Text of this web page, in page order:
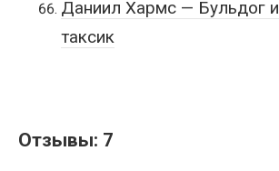
Даниил Хармс — Бульдог и
таксик
Отзывы: 7